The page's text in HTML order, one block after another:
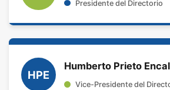
Presidente del Directorio
HPE
Humberto Prieto
Vice-Presidente del